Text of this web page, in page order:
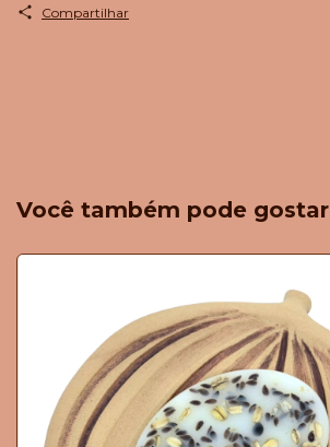
Compartilhar
Você também pode gostar